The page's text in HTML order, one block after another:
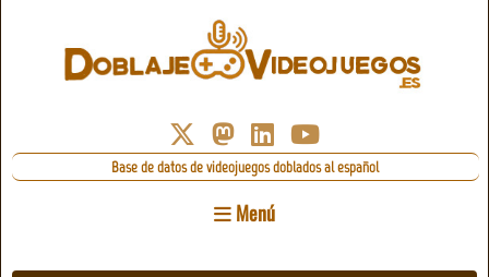
Base de datos de videojuegos doblados al español
Menú